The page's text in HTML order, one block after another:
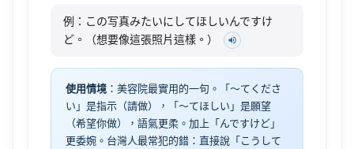
例：この写真みたいにしてほしいんですけ
ど。（想要像這張照片這樣。）
使用情境 ：美容院最實用的一句。「〜てくださ
い」是指示（請做），「〜てほしい」是願望
（希望你做），語氣更柔。加上「んですけど」
更委婉。台灣人最常犯的錯：直接說「こうして